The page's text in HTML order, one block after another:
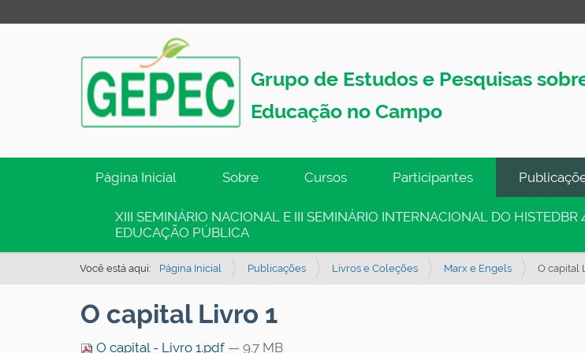
Grupo de Estudos e Pesquisas
Educação no Campo
g
Página Inicial Sobre Cursos Participantes
XIII SEMINÁRIO NACIONAL E III SEMINÁRIO INTERNACIONAL DO
EDUCAÇÃO PÚBLICA
Você está aqui: Página Inicial Publicações Livros e Coleções Marx e Engels O capital
O capital Livro 1
O capital - Livro 1.pdf — 9.7 MB